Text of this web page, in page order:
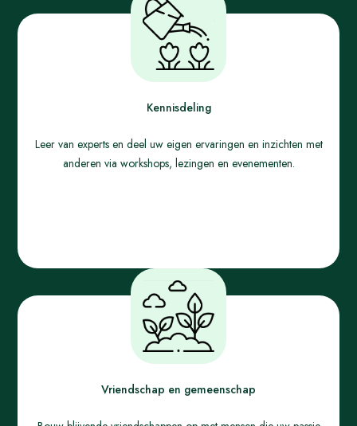
Kennisdeling
Leer van experts en deel uw eigen ervaringen en inzichten met
anderen via workshops, lezingen en evenementen.
Vriendschap en gemeenschap